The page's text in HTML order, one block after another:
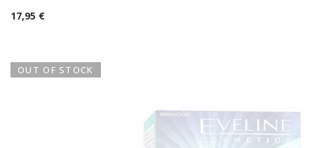
17,95 €
OUT OF STOCK